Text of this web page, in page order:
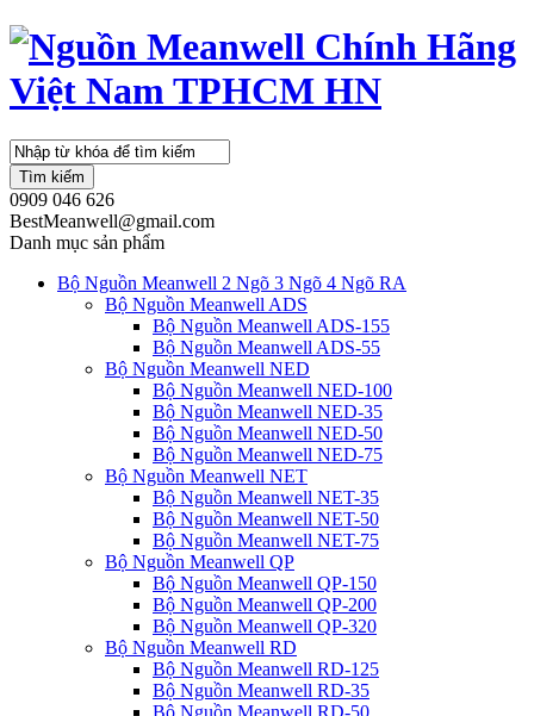
Tìm kiếm
0909 046 626
BestMeanwell@gmail.com
Danh mục sản phẩm
Bộ Nguồn Meanwell 2 Ngõ 3 Ngõ 4 Ngõ RA
Bộ Nguồn Meanwell ADS
Bộ Nguồn Meanwell ADS-155
Bộ Nguồn Meanwell ADS-55
Bộ Nguồn Meanwell NED
Bộ Nguồn Meanwell NED-100
Bộ Nguồn Meanwell NED-35
Bộ Nguồn Meanwell NED-50
Bộ Nguồn Meanwell NED-75
Bộ Nguồn Meanwell NET
Bộ Nguồn Meanwell NET-35
Bộ Nguồn Meanwell NET-50
Bộ Nguồn Meanwell NET-75
Bộ Nguồn Meanwell QP
Bộ Nguồn Meanwell QP-150
Bộ Nguồn Meanwell QP-200
Bộ Nguồn Meanwell QP-320
Bộ Nguồn Meanwell RD
Bộ Nguồn Meanwell RD-125
Bộ Nguồn Meanwell RD-35
Bộ Nguồn Meanwell RD-50